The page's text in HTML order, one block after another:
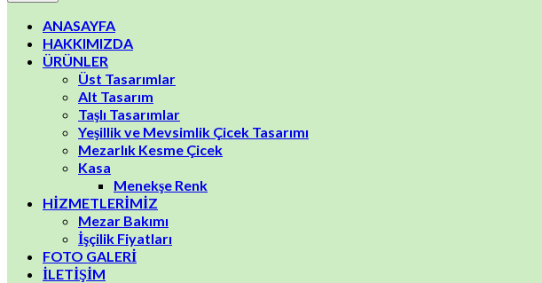
ANASAYFA
HAKKIMIZDA
ÜRÜNLER
Üst Tasarımlar
Alt Tasarım
Taşlı Tasarımlar
Yeşillik ve Mevsimlik Çicek Tasarımı
Mezarlık Kesme Çicek
Kasa
Menekşe Renk
HİZMETLERİMİZ
Mezar Bakımı
İşçilik Fiyatları
FOTO GALERİ
İLETİŞİM